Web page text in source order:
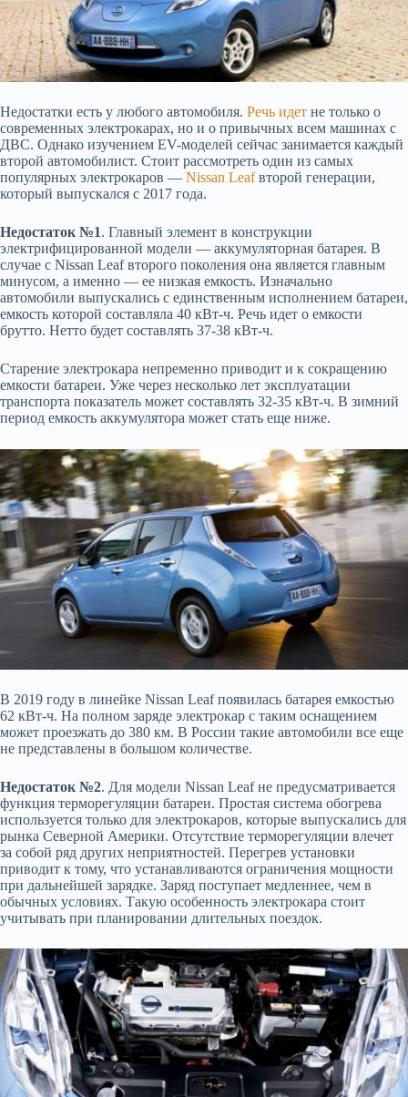
Недостатки есть у любого автомобиля. Речь идет не только о
современных электрокарах, но и о привычных всем машинах с
ДВС. Однако изучением EV-моделей сейчас занимается каждый
второй автомобилист. Стоит рассмотреть один из самых
популярных электрокаров — Nissan Leafвторой генерации,
который выпускался с 2017 года.
Недостаток №1. Главный элемент в конструкции
электрифицированной модели — аккумуляторная батарея. В
случае с Nissan Leaf второго поколения она является главным
минусом, а именно — ее низкая емкость. Изначально
автомобили выпускались с единственным исполнением батареи,
емкость которой составляла 40 кВт-ч. Речь идет о емкости
брутто. Нетто будет составлять 37-38 кВт-ч.
Старение электрокара непременно приводит и к сокращению
емкости батареи. Уже через несколько лет эксплуатации
транспорта показатель может составлять 32-35 кВт-ч. В зимний
период емкость аккумулятора может стать еще ниже.
В 2019 году в линейке Nissan Leaf появилась батарея емкостью
62 кВт-ч. На полном заряде электрокар с таким оснащением
может проезжать до 380 км. В России такие автомобили все еще
не представлены в большом количестве.
Недостаток №2. Для модели Nissan Leaf не предусматривается
функция терморегуляции батареи. Простая система обогрева
используется только для электрокаров, которые выпускались для
рынка Северной Америки. Отсутствие терморегуляции влечет
за собой ряд других неприятностей. Перегрев установки
приводит к тому, что устанавливаются ограничения мощности
при дальнейшей зарядке. Заряд поступает медленнее, чем в
обычных условиях. Такую особенность электрокара стоит
учитывать при планировании длительных поездок.